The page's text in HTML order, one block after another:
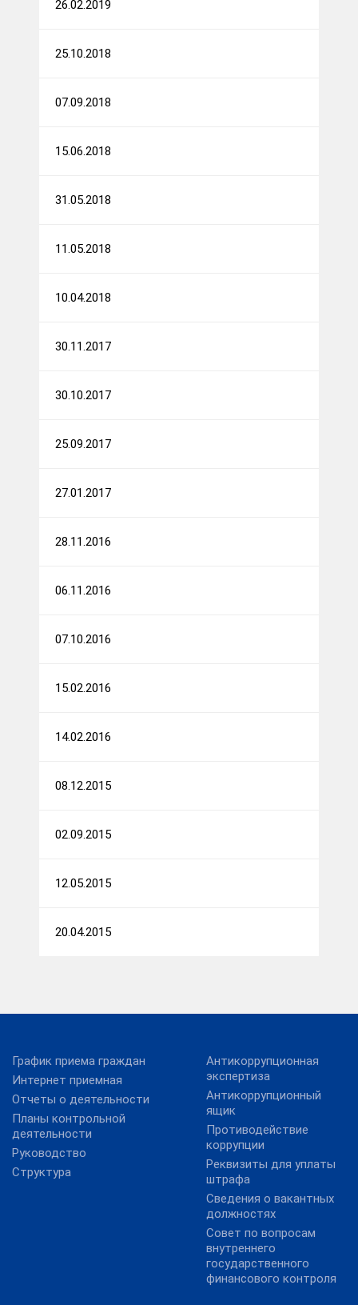
26.02.2019
25.10.2018
07.09.2018
15.06.2018
31.05.2018
11.05.2018
10.04.2018
30.11.2017
30.10.2017
25.09.2017
27.01.2017
28.11.2016
06.11.2016
07.10.2016
15.02.2016
14.02.2016
08.12.2015
02.09.2015
12.05.2015
20.04.2015
График приема граждан
Интернет приемная
Отчеты о деятельности
Планы контрольной
деятельности
Руководство
Структура
Антикоррупционная
экспертиза
Антикоррупционный
ящик
Противодействие
коррупции
Реквизиты для уплаты
штрафа
Сведения о вакантных
должностях
Совет по вопросам
внутреннего
государственного
финансового контроля